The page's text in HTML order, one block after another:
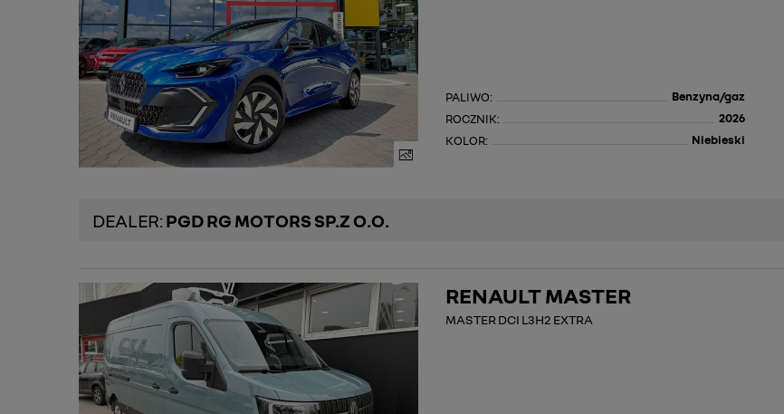
PALIWO:
Benzyna/gaz
ROCZNIK:
2026
KOLOR:
Niebieski
DEALER:PGD RG MOTORS SP.Z O.O.
RENAULT MASTER
MASTER DCI L3H2 EXTRA